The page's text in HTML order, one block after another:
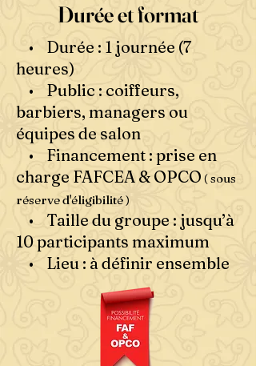
Durée et format
• Durée : 1 journée (7
heures)
• Public : coiffeurs,
barbiers, managers ou
équipes de salon
• Financement : prise en
charge FAFCEA & OPCO ( sous
réserve d'éligibilité )
• Taille du groupe : jusqu’à
10 participants maximum
• Lieu : à définir ensemble